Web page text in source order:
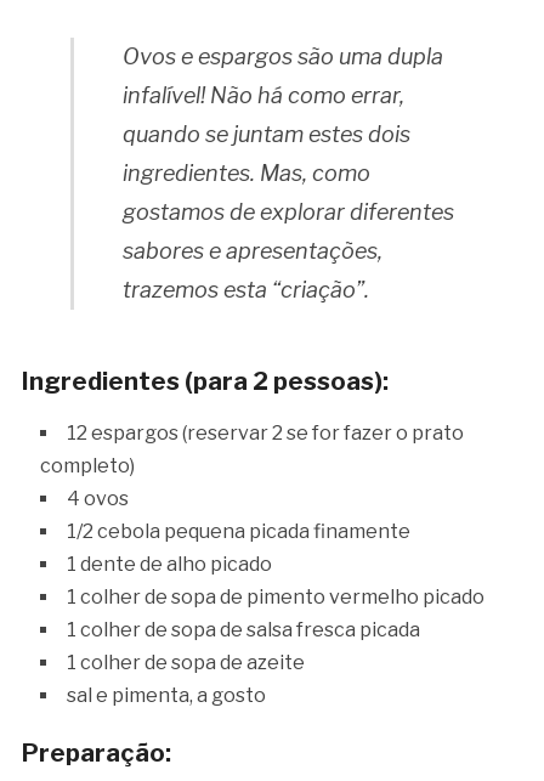
Ovos e espargos são uma dupla
infalível! Não há como errar,
quando se juntam estes dois
ingredientes. Mas, como
gostamos de explorar diferentes
sabores e apresentações,
trazemos esta “criação”.
Ingredientes (para 2 pessoas):
12 espargos (reservar 2 se for fazer o prato
completo)
4 ovos
1/2 cebola pequena picada finamente
1 dente de alho picado
1 colher de sopa de pimento vermelho picado
1 colher de sopa de salsa fresca picada
1 colher de sopa de azeite
sal e pimenta, a gosto
Preparação: